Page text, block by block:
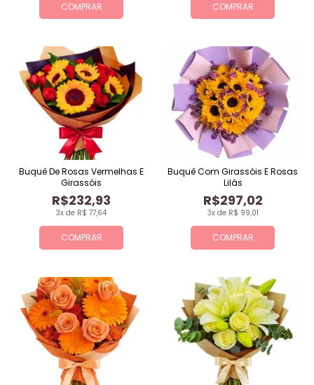
COMPRAR COMPRAR
COMPRAR
3x de R$ 77,64
R$232,93
Buquê De Rosas Vermelhas E
Girassóis
COMPRAR
3x de R$ 99,01
R$297,02
Buquê Com Girassóis E Rosas
Lilás